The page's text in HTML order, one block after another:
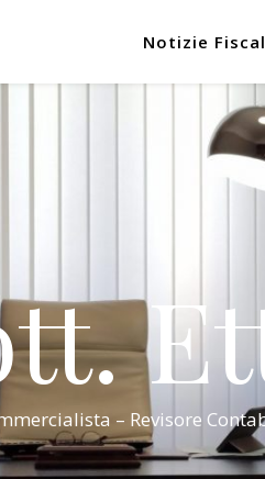
Notizie
– Revisore